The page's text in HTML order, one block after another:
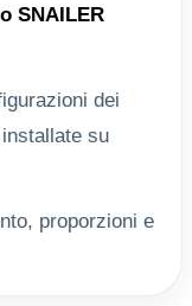
SNAILER
dei
installate su
proporzioni e